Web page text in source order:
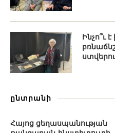
Ինչո՞ւ
ընտրանի
Հայոց ցեղասպանության